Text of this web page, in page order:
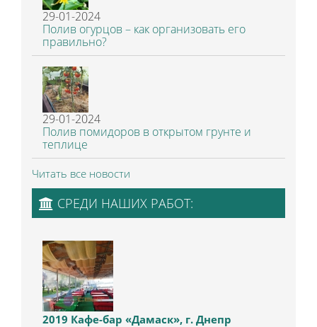
29-01-2024
Полив огурцов – как организовать его
правильно?
29-01-2024
Полив помидоров в открытом грунте и
теплице
Читать все новости
СРЕДИ НАШИХ РАБОТ:
2019 Кафе-бар «Дамаск», г. Днепр